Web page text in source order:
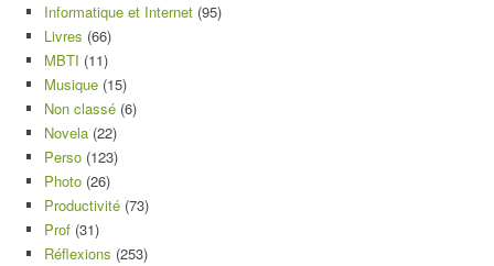
Informatique et Internet (95)
Livres (66)
MBTI (11)
Musique (15)
Non classé (6)
Novela (22)
Perso (123)
Photo (26)
Productivité (73)
Prof (31)
Réflexions (253)